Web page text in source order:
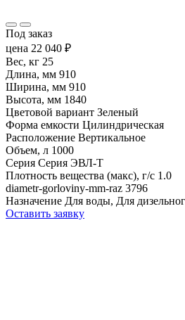
Под заказ
цена 22 040 ₽
Вес, кг 25
Длина, мм 910
Ширина, мм 910
Высота, мм 1840
Цветовой вариант Зеленый
Форма емкости Цилиндрическая
Расположение Вертикальное
Объем, л 1000
Серия Серия ЭВЛ-Т
Плотность вещества (макс), г/с 1.0
diametr-gorloviny-mm-raz 3796
Назначение Для воды, Для
Оставить заявку